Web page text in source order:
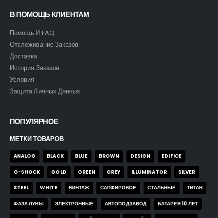
В ПОМОЩЬ КЛИЕНТАМ
Помощь И FAQ
Отслеживание Заказов
Доставка
История Заказов
Условия
Защита Личных Данных
ПОПУЛЯРНОЕ
МЕТКИ ТОВАРОВ
ANALOG BLACK BLUE BROWN DESIGN EDIFICE
G-SHOCK GOLD GREEN GREY ILLUMINATOR SILVER
STEEL WHITE ВИНТАЖ САПФИРОВОЕ СТАЛЬНЫЕ ТИТАН
ФАЗА ЛУНЫ ЭЛЕКТРОННЫЕ АВТОПОДЗАВОД БАТАРЕЯ 10 ЛЕТ